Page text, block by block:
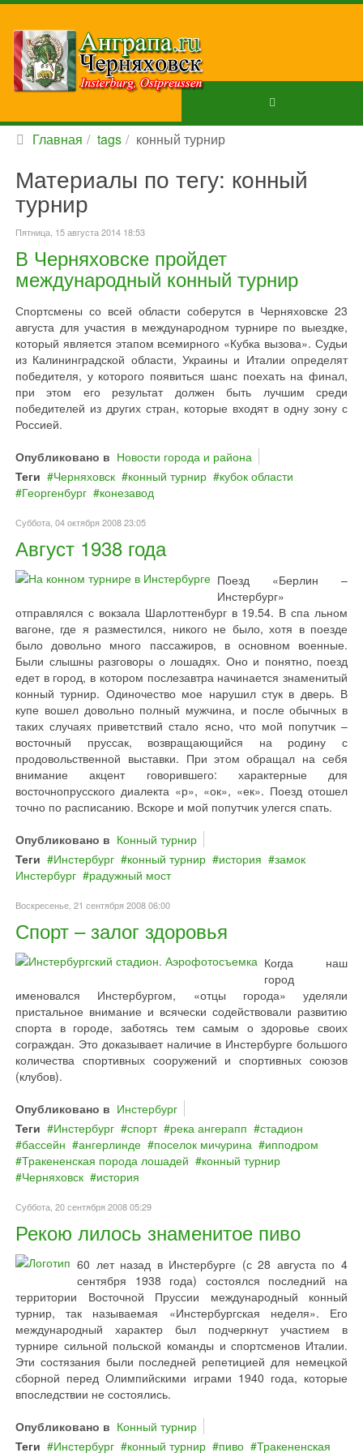
Главная tags конный турнир
Материалы по тегу: конный
турнир
Пятница, 15 августа 2014 18:53
В Черняховске пройдет
международный конный турнир
Спортсмены со всей области соберутся в Черняховске 23
августа для участия в международном турнире по выездке,
который является этапом всемирного «Кубка вызова». Судьи
из Калининградской области, Украины и Италии определят
победителя, у которого появиться шанс поехать на финал,
при этом его результат должен быть лучшим среди
победителей из других стран, которые входят в одну зону с
Россией.
Опубликовано в Новости города и района
Теги
Черняховск конный турнир
кубок области
Георгенбург
конезавод
Суббота, 04 октября 2008 23:05
Август 1938 года
Поезд «Берлин –
Инстербург»
отправлялся с вокзала Шарлоттенбург в 19.54. В спа льном
вагоне, где я разместился, никого не было, хотя в поезде
было довольно много пассажиров, в основном военные.
Были слышны разговоры о лошадях. Оно и понятно, поезд
едет в город, в котором послезавтра начинается знаменитый
конный турнир. Одиночество мое нарушил стук в дверь. В
купе вошел довольно полный мужчина, и после обычных в
таких случаях приветствий стало ясно, что мой попутчик –
восточный пруссак, возвращающийся на родину с
продовольственной выставки. При этом обращал на себя
внимание акцент говорившего: характерные для
восточнопрусского диалекта «р», «ок», «ек». Поезд отошел
точно по расписанию. Вскоре и мой попутчик улегся спать.
Опубликовано в Конный турнир
Теги
Инстербург конный турнир история
замок
Инстербург
радужный мост
Воскресенье, 21 сентября 2008 06:00
Спорт – залог здоровья
Когда наш
город
именовался Инстербургом, «отцы города» уделяли
пристальное внимание и всячески содействовали развитию
спорта в городе, заботясь тем самым о здоровье своих
сограждан. Это доказывает наличие в Инстербурге большого
количества спортивных сооружений и спортивных союзов
(клубов).
Опубликовано в Инстербург
Теги
Инстербург спорт река ангерапп
стадион
бассейн
ангерлинде поселок мичурина
ипподром
Тракененская порода лошадей
конный турнир
Черняховск
история
Суббота, 20 сентября 2008 05:29
Рекою лилось знаменитое пиво
60 лет назад в Инстербурге (с 28 августа по 4
сентября 1938 года) состоялся последний на
территории Восточной Пруссии международный конный
турнир, так называемая «Инстербургская неделя». Его
международный характер был подчеркнут участием в
турнире сильной польской команды и спортсменов Италии.
Эти состязания были последней репетицией для немецкой
сборной перед Олимпийскими играми 1940 года, которые
впоследствии не состоялись.
Опубликовано в Конный турнир
Теги
Инстербург конный турнир пиво Тракененская